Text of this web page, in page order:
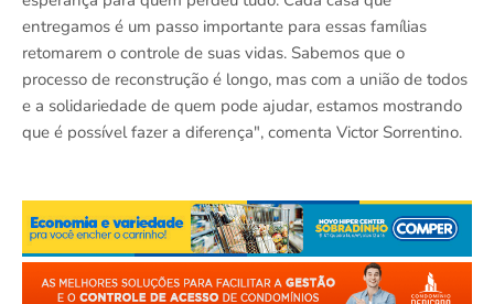
entregamos é um passo importante para essas famílias
retomarem o controle de suas vidas. Sabemos que o
processo de reconstrução é longo, mas com a união de todos
e a solidariedade de quem pode ajudar, estamos mostrando
que é possível fazer a diferença", comenta Victor Sorrentino.